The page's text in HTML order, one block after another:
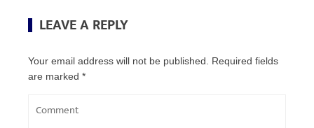
LEAVE A REPLY
Your email address will not be published.
Required fields
are marked *